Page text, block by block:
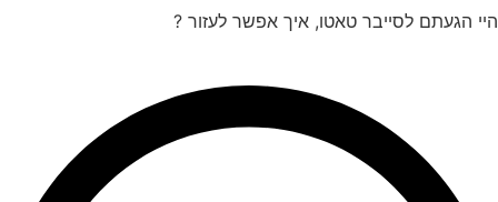
הגעתם לסייבר טאטו, איך אפשר לעזור ?